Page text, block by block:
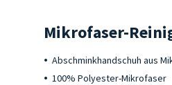
Mikrofaser-
Abschminkhandschuh aus
100% Polyester-Mikrofaser